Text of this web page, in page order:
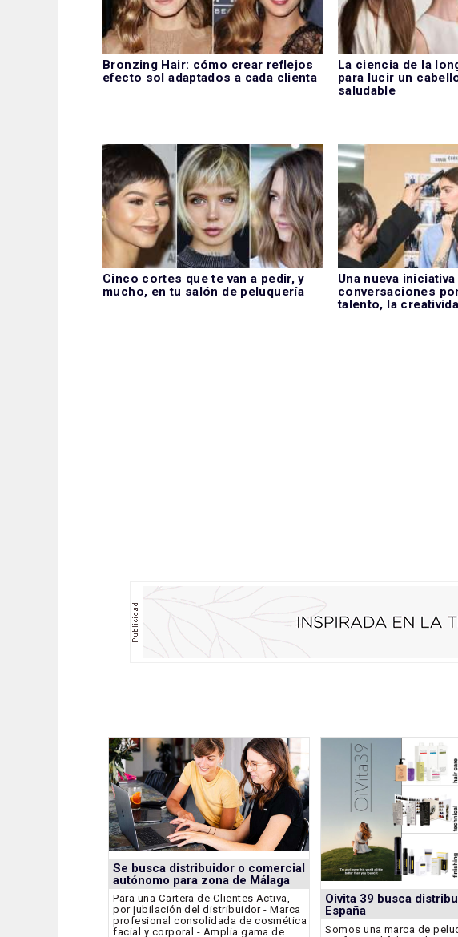
Bronzing Hair: cómo crear reflejos
efecto sol adaptados a cada clienta
La ciencia de la
para lucir un
saludable
Cinco cortes que te van a pedir, y
mucho, en tu salón de peluquería
Una nueva iniciativa
conversaciones
talento, la
Se busca distribuidor o comercial
autónomo para zona de Málaga
Para una Cartera de Clientes Activa,
por jubilación del distribuidor - Marca
profesional consolidada de cosmética
facial y corporal - Amplia gama de
Oivita 39 busca
España
Somos una marca de